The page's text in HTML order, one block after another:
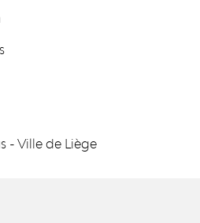
- Ville de Liège